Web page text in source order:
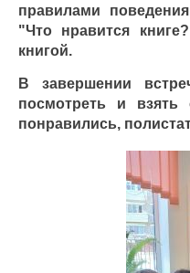
правилами
"Что нравится
книгой.
В завершении
посмотреть и
понравились,